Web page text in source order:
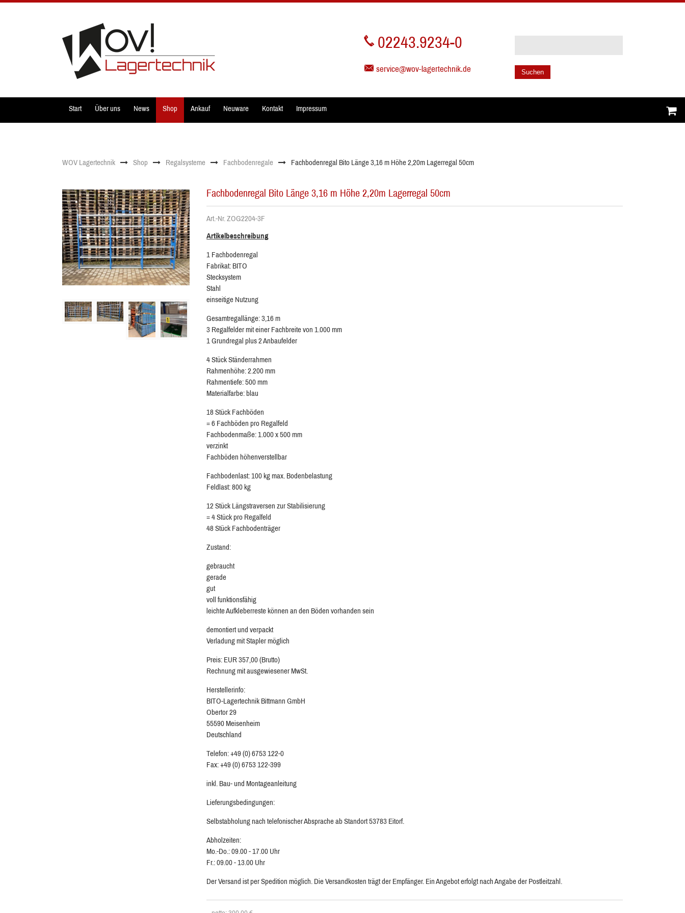
02243.9234-0
service@wov-lagertechnik.de Suchen
Start Über uns News Shop Ankauf Neuware Kontakt Impressum
WOV Lagertechnik Shop Regalsysteme Fachbodenregale Fachbodenregal Bito Länge 3,16 m Höhe 2,20m Lagerregal 50cm
Fachbodenregal Bito Länge 3,16 m Höhe 2,20m Lagerregal 50cm
Art.-Nr. ZOG2204-3F
Artikelbeschreibung
1 Fachbodenregal
Fabrikat: BITO
Stecksystem
Stahl
einseitige Nutzung
Gesamtregallänge: 3,16 m
3 Regalfelder mit einer Fachbreite von 1.000 mm
1 Grundregal plus 2 Anbaufelder
4 Stück Ständerrahmen
Rahmenhöhe: 2.200 mm
Rahmentiefe: 500 mm
Materialfarbe: blau
18 Stück Fachböden
= 6 Fachböden pro Regalfeld
Fachbodenmaße: 1.000 x 500 mm
verzinkt
Fachböden höhenverstellbar
Fachbodenlast: 100 kg max. Bodenbelastung
Feldlast: 800 kg
12 Stück Längstraversen zur Stabilisierung
= 4 Stück pro Regalfeld
48 Stück Fachbodenträger
Zustand:
gebraucht
gerade
gut
voll funktionsfähig
leichte Aufkleberreste können an den Böden vorhanden sein
demontiert und verpackt
Verladung mit Stapler möglich
Preis: EUR 357,00 (Brutto)
Rechnung mit ausgewiesener MwSt.
Herstellerinfo:
BITO-Lagertechnik Bittmann GmbH
Obertor 29
55590 Meisenheim
Deutschland
Telefon: +49 (0) 6753 122-0
Fax: +49 (0) 6753 122-399
inkl. Bau- und Montageanleitung
Lieferungsbedingungen:
Selbstabholung nach telefonischer Absprache ab Standort 53783 Eitorf.
Abholzeiten:
Mo.-Do.: 09.00 - 17.00 Uhr
Fr.: 09.00 - 13.00 Uhr
Der Versand ist per Spedition möglich. Die Versandkosten trägt der Empfänger. Ein Angebot erfolgt nach Angabe der Postleitzahl.